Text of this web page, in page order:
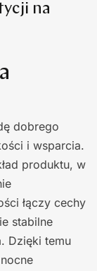
na
dobrego
i wsparcia.
produktu, w
łączy cechy
stabilne
Dzięki temu